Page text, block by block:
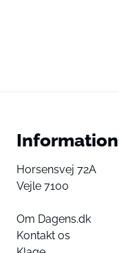
Information
Horsensvej 72A
Vejle 7100
Om Dagens.dk
Kontakt os